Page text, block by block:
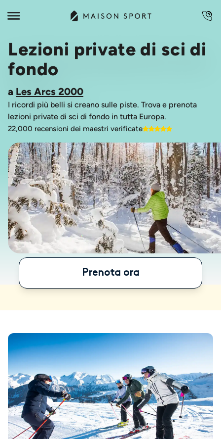
Lezioni private di sci di
fondo
a Les Arcs 2000
I ricordi più belli si creano sulle piste. Trova e prenota
lezioni private di sci di fondo in tutta Europa.
22,000 recensioni dei maestri verificate
Prenota ora